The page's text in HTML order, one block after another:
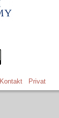
Kontakt Privat